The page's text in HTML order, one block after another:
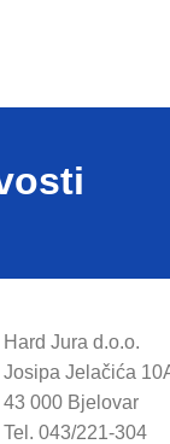
Hard Jura d.o.o.
Josipa Jelačića
43 000 Bjelovar
Tel. 043/221-304